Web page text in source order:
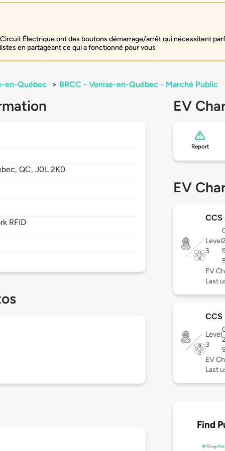
Électrique ont des boutons démarrage/arrêt qui nécessitent
en partageant ce qui a fonctionné pour vous
en-Québec > BRCC - Venise-en-Québec - Marché Public
QC,J0L 2K0
RFID
EV
Report
EV
CCS
Level
3
EV
Last
CCS
Level
3
EV
Last
Find